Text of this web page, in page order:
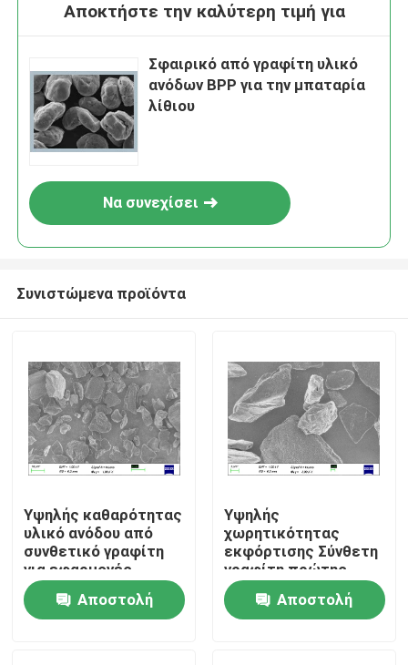
Σπίτι
Προϊόντα
Αποκτήστε την καλύτερη τιμή για
Σφαιρικό από γραφίτη υλικό
ανόδων BPP για την μπαταρία
λίθιου
Να συνεχίσει
Συνιστώμενα προϊόντα
Υψηλής καθαρότητας
υλικό ανόδου από
συνθετικό γραφίτη
για εφαρμογές
μπαταριών ιόντων
λιθίου Αποστολή
Υψηλής
χωρητικότητας
εκφόρτισης Σύνθετη
γραφίτη πρώτης
ύλης για άνοδο
μπαταρίας με χαμηλή
περιεκτικότητα σε
Αποστολή